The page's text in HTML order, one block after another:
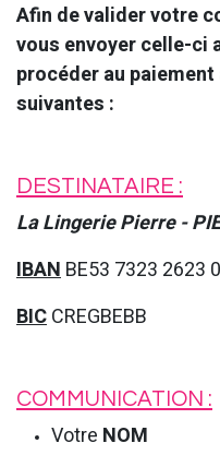
Afin de valider votre
vous envoyer celle-ci
procéder au
suivantes :
DESTINATAIRE :
La Lingerie Pierre -
IBANBE53 7323 2623
BICCREGBEBB
COMMUNICATION :
Votre NOM